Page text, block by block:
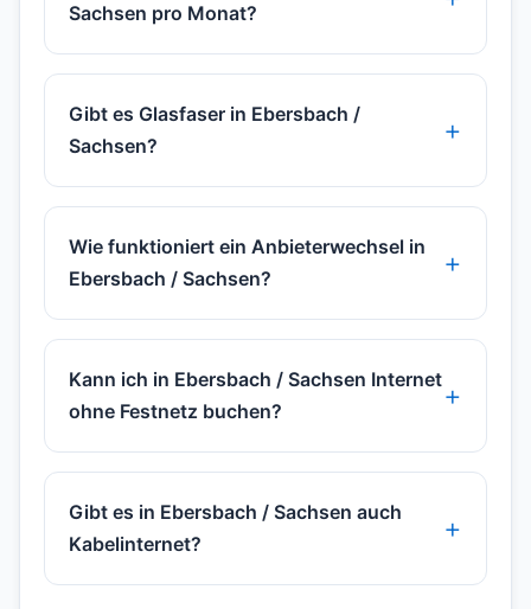
Sachsen pro Monat?
Gibt es Glasfaser in Ebersbach /
Sachsen?
Wie funktioniert ein Anbieterwechsel in
Ebersbach / Sachsen?
Kann ich in Ebersbach / Sachsen Internet
ohne Festnetz buchen?
Gibt es in Ebersbach / Sachsen auch
Kabelinternet?